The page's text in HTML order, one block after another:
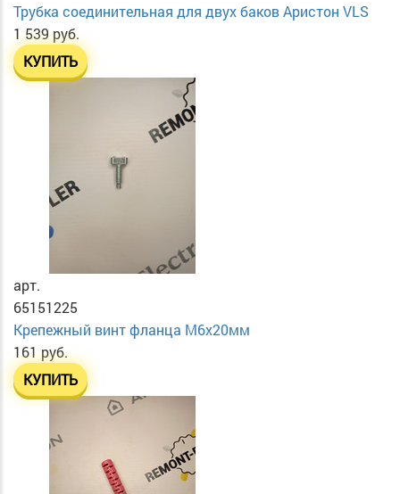
Трубка соединительная для двух баков Аристон VLS
1 539 руб.
КУПИТЬ
арт.
65151225
Крепежный винт фланца М6х20мм
161 руб.
КУПИТЬ